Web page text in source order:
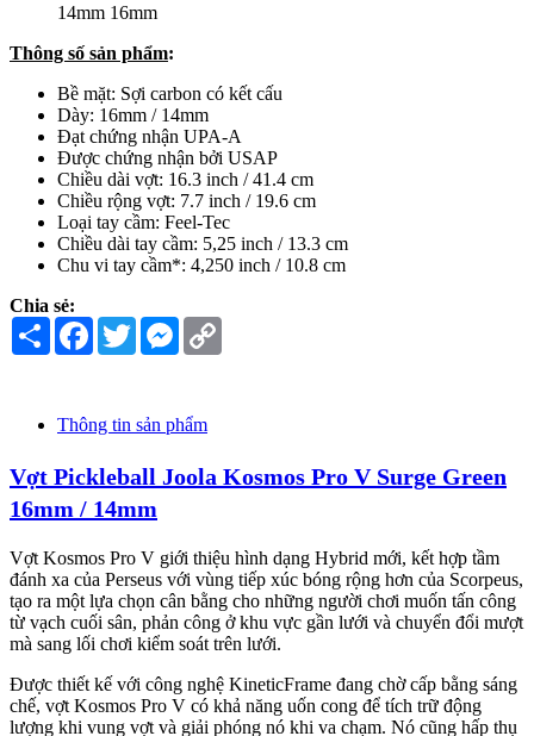
14mm 16mm
Thông số sản phẩm:
Bề mặt: Sợi carbon có kết cấu
Dày: 16mm / 14mm
Đạt chứng nhận UPA-A
Được chứng nhận bởi USAP
Chiều dài vợt: 16.3 inch / 41.4 cm
Chiều rộng vợt: 7.7 inch / 19.6 cm
Loại tay cầm: Feel-Tec
Chiều dài tay cầm: 5,25 inch / 13.3 cm
Chu vi tay cầm*: 4,250 inch / 10.8 cm
Chia sẻ:
Share Facebook
TwitterMessenger
Thông tin sản phẩm
Vợt Pickleball Joola Kosmos Pro V Surge Green
16mm / 14mm
Vợt Kosmos Pro V giới thiệu hình dạng Hybrid mới, kết hợp tầm
đánh xa của Perseus với vùng tiếp xúc bóng rộng hơn của Scorpeus,
tạo ra một lựa chọn cân bằng cho những người chơi muốn tấn công
từ vạch cuối sân, phản công ở khu vực gần lưới và chuyển đổi mượt
mà sang lối chơi kiểm soát trên lưới.
Được thiết kế với công nghệ KineticFrame đang chờ cấp bằng sáng
chế, vợt Kosmos Pro V có khả năng uốn cong để tích trữ động
lượng khi vung vợt và giải phóng nó khi va chạm. Nó cũng hấp thụ